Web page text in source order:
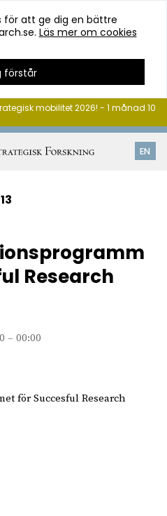
för att ge dig en bättre
Läs mer om cookies
förstår
EN
mobilitet 2026! - 1 månad 10
Research
– 00:00
för Succesful Research